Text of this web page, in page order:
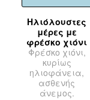
Ηλιόλουστες
μέρες με
φρέσκο χιόνι
Φρέσκο χιόνι,
κυρίως
ηλιοφάνεια,
ασθενής
άνεμος.